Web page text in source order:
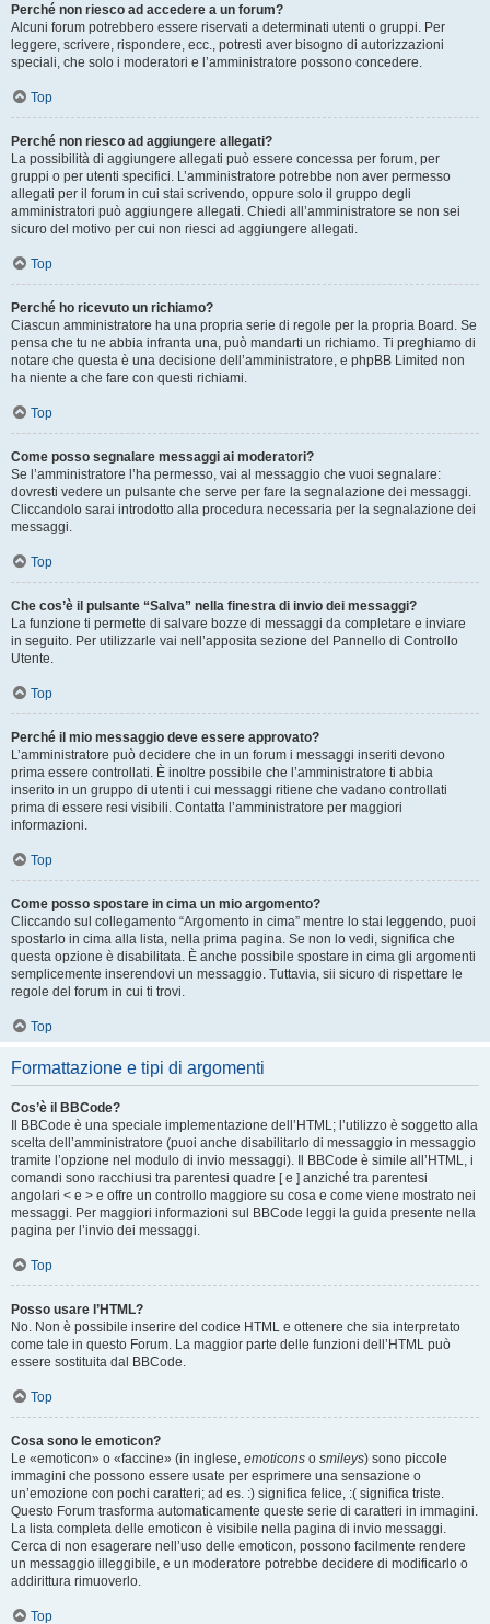
Perché non riesco ad accedere a un forum?
Alcuni forum potrebbero essere riservati a determinati utenti o gruppi. Per
leggere, scrivere, rispondere, ecc., potresti aver bisogno di autorizzazioni
speciali, che solo i moderatori e l’amministratore possono concedere.
Top
Perché non riesco ad aggiungere allegati?
La possibilità di aggiungere allegati può essere concessa per forum, per
gruppi o per utenti specifici. L’amministratore potrebbe non aver permesso
allegati per il forum in cui stai scrivendo, oppure solo il gruppo degli
amministratori può aggiungere allegati. Chiedi all’amministratore se non sei
sicuro del motivo per cui non riesci ad aggiungere allegati.
Top
Perché ho ricevuto un richiamo?
Ciascun amministratore ha una propria serie di regole per la propria Board. Se
pensa che tu ne abbia infranta una, può mandarti un richiamo. Ti preghiamo di
notare che questa è una decisione dell’amministratore, e phpBB Limited non
ha niente a che fare con questi richiami.
Top
Come posso segnalare messaggi ai moderatori?
Se l’amministratore l’ha permesso, vai al messaggio che vuoi segnalare:
dovresti vedere un pulsante che serve per fare la segnalazione dei messaggi.
Cliccandolo sarai introdotto alla procedura necessaria per la segnalazione dei
messaggi.
Top
Che cos’è il pulsante “Salva” nella finestra di invio dei messaggi?
La funzione ti permette di salvare bozze di messaggi da completare e inviare
in seguito. Per utilizzarle vai nell’apposita sezione del Pannello di Controllo
Utente.
Top
Perché il mio messaggio deve essere approvato?
L’amministratore può decidere che in un forum i messaggi inseriti devono
prima essere controllati. È inoltre possibile che l’amministratore ti abbia
inserito in un gruppo di utenti i cui messaggi ritiene che vadano controllati
prima di essere resi visibili. Contatta l’amministratore per maggiori
informazioni.
Top
Come posso spostare in cima un mio argomento?
Cliccando sul collegamento “Argomento in cima” mentre lo stai leggendo, puoi
spostarlo in cima alla lista, nella prima pagina. Se non lo vedi, significa che
questa opzione è disabilitata. È anche possibile spostare in cima gli argomenti
semplicemente inserendovi un messaggio. Tuttavia, sii sicuro di rispettare le
regole del forum in cui ti trovi.
Top
Formattazione e tipi di argomenti
Cos’è il BBCode?
Il BBCode è una speciale implementazione dell’HTML; l’utilizzo è soggetto alla
scelta dell’amministratore (puoi anche disabilitarlo di messaggio in messaggio
tramite l’opzione nel modulo di invio messaggi). Il BBCode è simile all’HTML, i
comandi sono racchiusi tra parentesi quadre [ e ] anziché tra parentesi
angolari < e > e offre un controllo maggiore su cosa e come viene mostrato nei
messaggi. Per maggiori informazioni sul BBCode leggi la guida presente nella
pagina per l’invio dei messaggi.
Top
Posso usare l’HTML?
No. Non è possibile inserire del codice HTML e ottenere che sia interpretato
come tale in questo Forum. La maggior parte delle funzioni dell’HTML può
essere sostituita dal BBCode.
Top
Cosa sono le emoticon?
Le «emoticon» o «faccine» (in inglese, emoticons o smileys) sono piccole
immagini che possono essere usate per esprimere una sensazione o
un’emozione con pochi caratteri; ad es. :) significa felice, :( significa triste.
Questo Forum trasforma automaticamente queste serie di caratteri in immagini.
La lista completa delle emoticon è visibile nella pagina di invio messaggi.
Cerca di non esagerare nell’uso delle emoticon, possono facilmente rendere
un messaggio illeggibile, e un moderatore potrebbe decidere di modificarlo o
addirittura rimuoverlo.
Top